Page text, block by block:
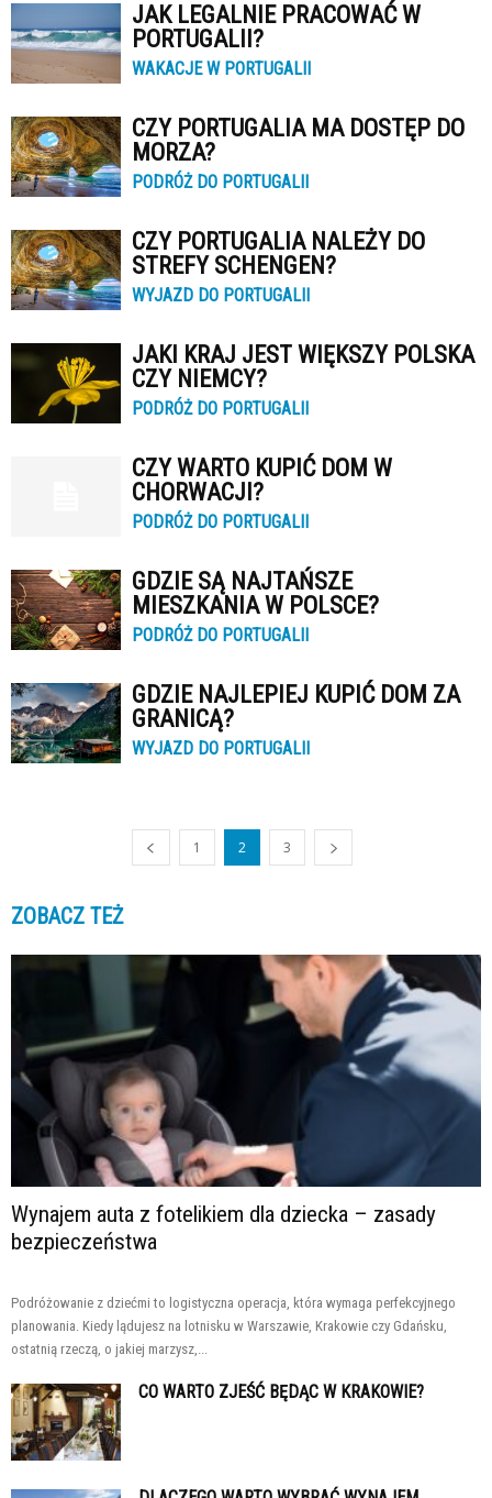
JAK LEGALNIE PRACOWAĆ W
PORTUGALII?
WAKACJE W PORTUGALII
CZY PORTUGALIA MA DOSTĘP DO
MORZA?
PODRÓŻ DO PORTUGALII
CZY PORTUGALIA NALEŻY DO
STREFY SCHENGEN?
WYJAZD DO PORTUGALII
JAKI KRAJ JEST WIĘKSZY POLSKA
CZY NIEMCY?
PODRÓŻ DO PORTUGALII
CZY WARTO KUPIĆ DOM W
CHORWACJI?
PODRÓŻ DO PORTUGALII
GDZIE SĄ NAJTAŃSZE
MIESZKANIA W POLSCE?
PODRÓŻ DO PORTUGALII
GDZIE NAJLEPIEJ KUPIĆ DOM ZA
GRANICĄ?
WYJAZD DO PORTUGALII
1 2 3
ZOBACZ TEŻ
Wynajem auta z fotelikiem dla dziecka – zasady
bezpieczeństwa
Podróżowanie z dziećmi to logistyczna operacja, która wymaga perfekcyjnego
planowania. Kiedy lądujesz na lotnisku w Warszawie, Krakowie czy Gdańsku,
ostatnią rzeczą, o jakiej marzysz,...
CO WARTO ZJEŚĆ BĘDĄC W KRAKOWIE?